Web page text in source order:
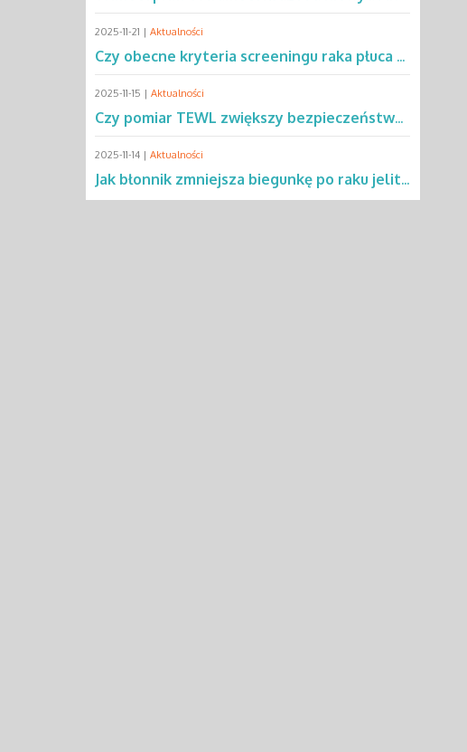
2025-11-21 | Aktualności
Czy obecne kryteria screeningu raka płuca wykluczają 2/3 pacjentów?
2025-11-15 | Aktualności
Czy pomiar TEWL zwiększy bezpieczeństwo testów alergicznych u dzieci?
2025-11-14 | Aktualności
Jak błonnik zmniejsza biegunkę po raku jelita grubego?